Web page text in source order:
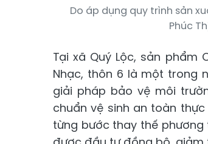
Do áp dụng quy trình sản
Phúc
Tại xã Quý Lộc, sản phẩm
Nhạc, thôn 6 là một trong
giải pháp bảo vệ môi
chuẩn vệ sinh an toàn
từng bước thay thế phương